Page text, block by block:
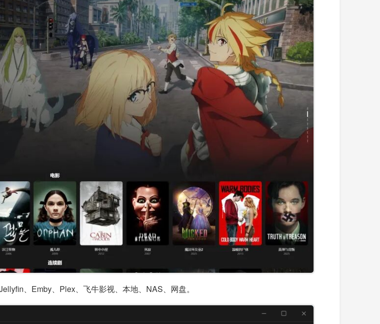
、Emby、Plex、飞牛影视、本地、NAS、网盘。